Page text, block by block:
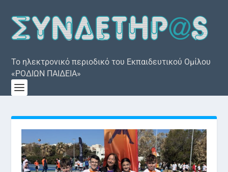
Το ηλεκτρονικό περιοδικό του Εκπαιδευτικού Ομίλου
«ΡΟΔΙΩΝ ΠΑΙΔΕΙΑ»